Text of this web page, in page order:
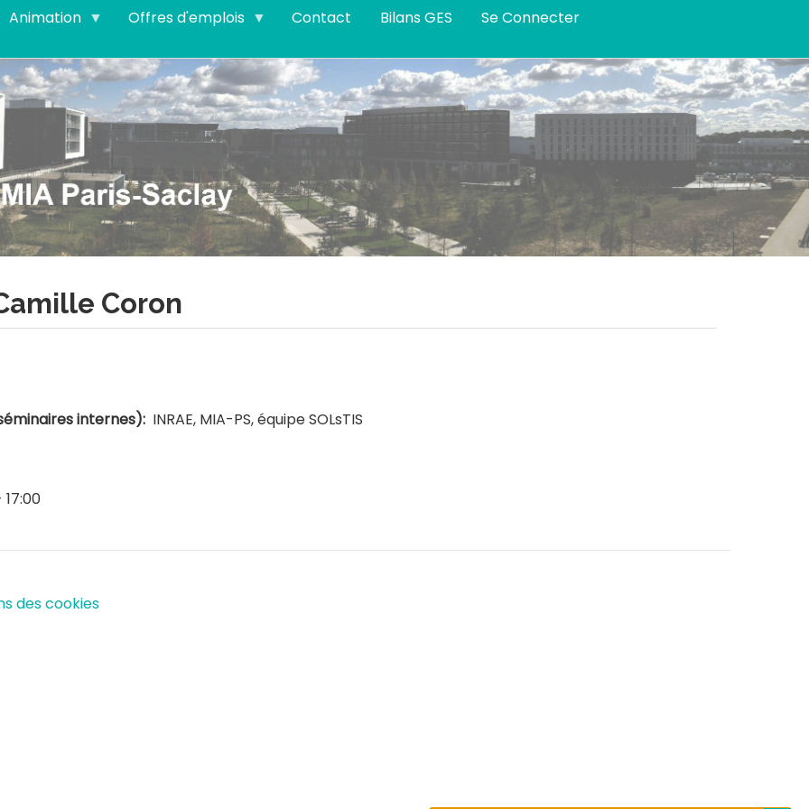
Animation Offres d'emplois Contact Bilans GES Se Connecter
Coron
internes) INRAE, MIA-PS, équipe SOLsTIS
des cookies